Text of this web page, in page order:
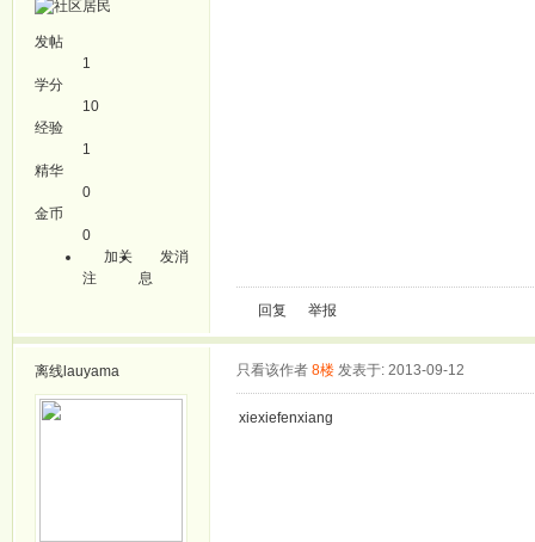
发帖
1
学分
10
经验
1
精华
0
金币
0
加关
注
发消
息
回复 举报
离线 lauyama 只看该作者 8楼 发表于: 2013-09-12
xiexiefenxiang